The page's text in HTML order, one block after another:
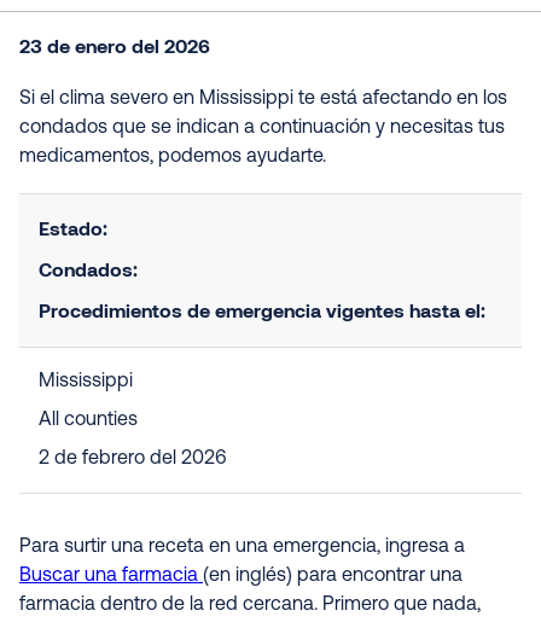
23 de enero del 2026
Si el clima severo en Mississippi te está afectando en los
condados que se indican a continuación y necesitas tus
medicamentos, podemos ayudarte.
Estado:
Condados:
Procedimientos de emergencia vigentes hasta el:
Mississippi
All counties
2 de febrero del 2026
Para surtir una receta en una emergencia, ingresa a
Buscar una farmacia (en inglés) para encontrar una
farmacia dentro de la red cercana. Primero que nada,